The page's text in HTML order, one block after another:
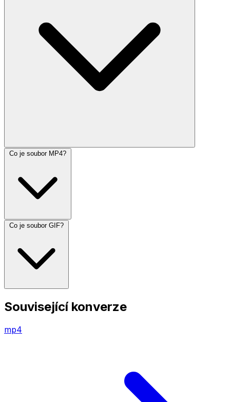
Co je soubor MP4?
Co je soubor GIF?
Související konverze
mp4